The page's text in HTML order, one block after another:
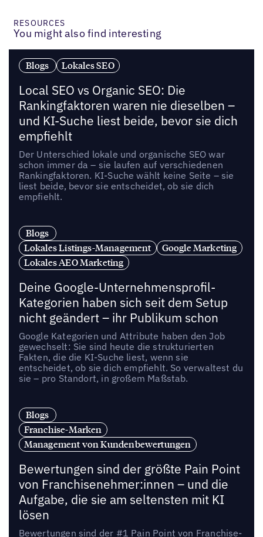
RESOURCES
You might also find interesting
Blogs Lokales SEO
Local SEO vs Organic SEO: Die
Rankingfaktoren waren nie dieselben –
und KI-Suche liest beide, bevor sie dich
empfiehlt
Der Unterschied lokale und organische SEO war
schon immer da – sie laufen auf verschiedenen
Rankingfaktoren. KI-Suche wählt keine Seite – sie
liest beide, bevor sie entscheidet, ob sie dich
empfiehlt.
Blogs
Lokales Listings-Management
Google Marketing
Lokales AEO Marketing
Deine Google-Unternehmensprofil-
Kategorien haben sich seit dem Setup
nicht geändert – ihr Publikum schon
Google Kategorien und Attribute haben den Job
gewechselt: Sie sind heute die strukturierten
Fakten, die die KI-Suche liest, wenn sie
entscheidet, ob sie dich empfiehlt. So verwaltest du
sie – pro Standort, in großem Maßstab.
Blogs
Franchise-Marken
Management von Kundenbewertungen
Bewertungen sind der größte Pain Point
von Franchisenehmer:innen – und die
Aufgabe, die sie am seltensten mit KI
lösen
Bewertungen sind der #1 Pain Point von Franchise-